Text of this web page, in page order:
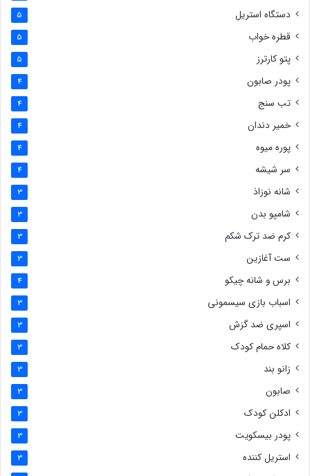
دستگاه استریل 5
قطره خواب 5
پتو کارترز 5
پودر صابون 4
تب سنج 4
خمیر دندان 4
پوره میوه 4
سر شیشه 4
شانه نوزاذ 3
شامپو بدن 3
کرم ضد ترک شکم 3
ست آغازین 3
برس و شانه چیکو 4
اسباب بازی سیسمونی 3
اسپری ضد گزش 3
کلاه حمام کودک 3
زانو بند 3
صابون 3
ادکلن کودک 3
پودر بیسکویت 3
استریل کننده 3